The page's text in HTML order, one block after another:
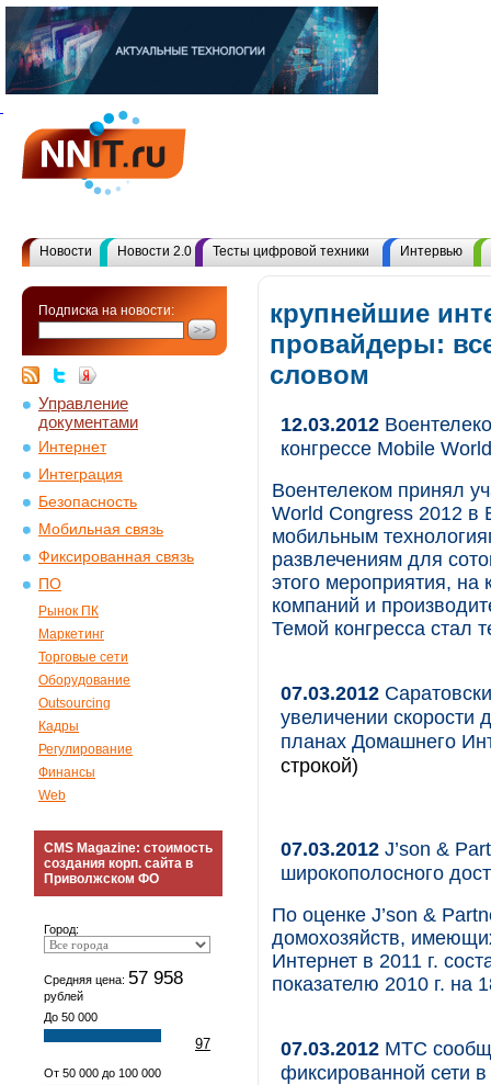
Новости Новости 2.0 Тесты цифровой техники Интервью
Подписка на новости:
Управление
документами
Интернет
Интеграция
Безопасность
Мобильная связь
Фиксированная связь
ПО
Рынок ПК
Маркетинг
Торговые сети
Оборудование
Outsourcing
Кадры
Регулирование
Финансы
Web
CMS Magazine: стоимость
создания корп. сайта в
Приволжском ФО
Город:
Средняя цена: 57 958
рублей
До 50 000
97
От 50 000 до 100 000
крупнейшие
провайдеры:
словом
12.03.2012
конгрессе Mobile
Воентелеком принял
World Congress 2012
мобильным
развлечениям для
этого мероприятия,
компаний и
Темой конгресса стал
07.03.2012
увеличении скорости
планах Домашнего
строкой)
07.03.2012 J’son &
широкополосного
По оценке J’son &
домохозяйств,
Интернет в 2011 г.
показателю 2010 г. на
07.03.2012 МТС
фиксированной сети